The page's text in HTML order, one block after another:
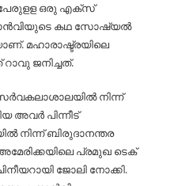
പേരുളള ഒരു എക്സ്
ജാൻവിയുടെ കഥ സോഷ്യല്‍
മഹാരാഷ്ട്രയിലെ
ജനിച്ചത്.
നിന്ന്
അവർ പിന്നീട്
നിന്ന് ബിരുദാനന്തര
പ്രമുഖ ടെക്
ജോലി നോക്കി.